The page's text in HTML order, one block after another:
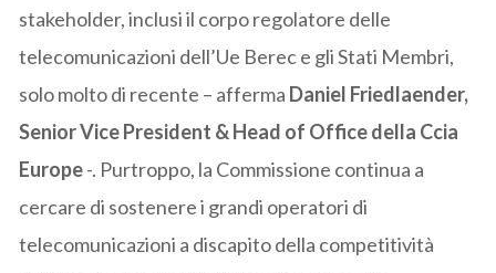
stakeholder, inclusi il corpo regolatore delle
telecomunicazioni dell’Ue Berec e gli Stati Membri,
solo molto di recente – afferma Daniel Friedlaender,
Senior Vice President & Head of Office della Ccia
Europe-. Purtroppo, la Commissione continua a
cercare di sostenere i grandi operatori di
telecomunicazioni a discapito della competitività